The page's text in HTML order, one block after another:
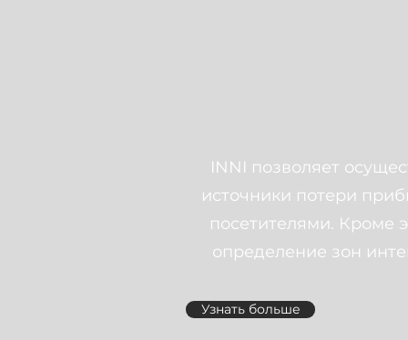
INNI позволяет
источники потери
посетителями. Кроме
определение зон
Узнать больше